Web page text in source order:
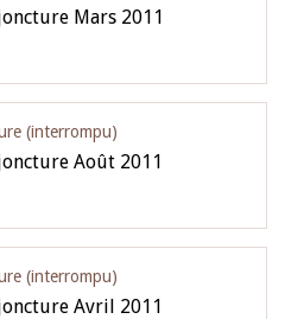
Mars 2011
(interrompu)
Août 2011
(interrompu)
Avril 2011